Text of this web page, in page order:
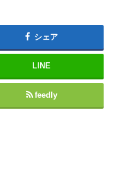
シェア
LINE
feedly